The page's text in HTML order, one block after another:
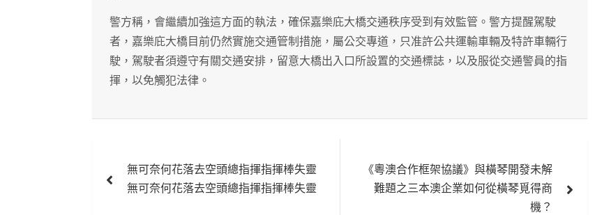
警方稱，會繼續加強這方面的執法，確保嘉樂庇大橋交通秩序受到有效監管。警方提醒駕駛
者，嘉樂庇大橋目前仍然實施交通管制措施，屬公交專道，只准許公共運輸車輛及特許車輛行
駛，駕駛者須遵守有關交通安排，留意大橋出入口所設置的交通標誌，以及服從交通警員的指
揮，以免觸犯法律。
章
無可奈何花落去空頭總指揮指揮棒失靈
無可奈何花落去空頭總指揮指揮棒失靈
《粵澳合作框架協議》與橫琴開發未解
難題之三本澳企業如何從橫琴覓得商
機？